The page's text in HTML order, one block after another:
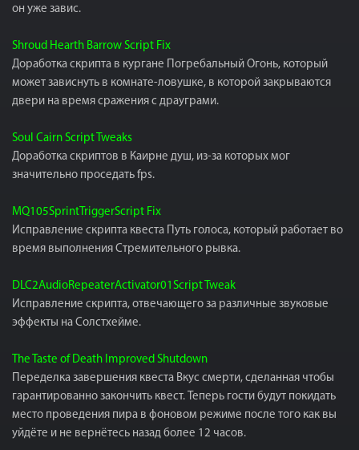
он уже завис.
Shroud Hearth Barrow Script Fix
Доработка скрипта в кургане Погребальный Огонь, который
может зависнуть в комнате-ловушке, в которой закрываются
двери на время сражения с драуграми.
Soul Cairn Script Tweaks
Доработка скриптов в Каирне душ, из-за которых мог
значительно проседать fps.
MQ105SprintTriggerScript Fix
Исправление скрипта квеста Путь голоса, который работает во
время выполнения Стремительного рывка.
DLC2AudioRepeaterActivator01Script Tweak
Исправление скрипта, отвечающего за различные звуковые
эффекты на Солстхейме.
The Taste of Death Improved Shutdown
Переделка завершения квеста Вкус смерти, сделанная чтобы
гарантированно закончить квест. Теперь гости будут покидать
место проведения пира в фоновом режиме после того как вы
уйдёте и не вернётесь назад более 12 часов.